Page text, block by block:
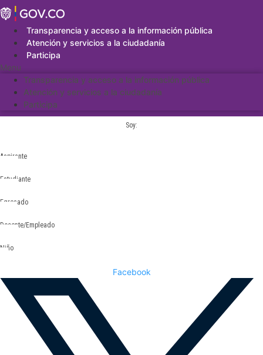
Saltar
al
contenidoTransparencia y acceso a la información pública
Atención y servicios a la ciudadanía
Participa
Menu
Transparencia y acceso a la información pública
Atención y servicios a la ciudadanía
Participa
Soy:
Aspirante
Estudiante
Egresado
Docente/Empleado
Niño
Facebook